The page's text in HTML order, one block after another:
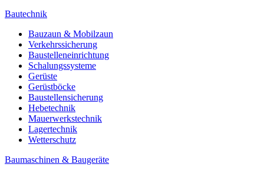
Bautechnik
Bauzaun & Mobilzaun
Verkehrssicherung
Baustelleneinrichtung
Schalungssysteme
Gerüste
Gerüstböcke
Baustellensicherung
Hebetechnik
Mauerwerkstechnik
Lagertechnik
Wetterschutz
Baumaschinen & Baugeräte